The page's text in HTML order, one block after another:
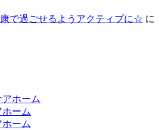
で過ごせるようアクティブに☆ に
ホーム
ーム
ーム